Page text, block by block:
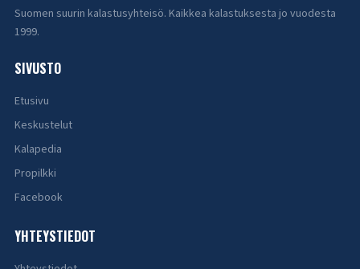
Suomen suurin kalastusyhteisö. Kaikkea kalastuksesta jo vuodesta
1999.
SIVUSTO
Etusivu
Keskustelut
Kalapedia
Propilkki
Facebook
YHTEYSTIEDOT